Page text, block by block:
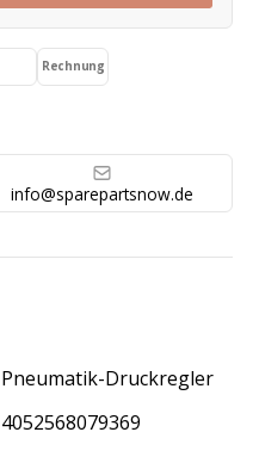
Rechnung
info@sparepartsnow.de
Pneumatik-Druckregler
4052568079369